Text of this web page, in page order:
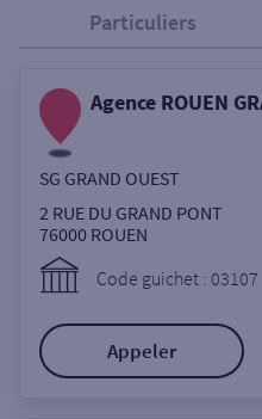
Sélectionnez votre
Ouverte le
Particuliers
Agence ROUEN
SG GRAND OUEST
2 RUE DU GRAND PONT
76000 ROUEN
Code guichet : 03107
Appeler